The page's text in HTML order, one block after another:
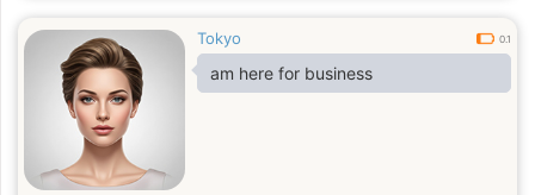
Tokyo 0.1
am here for business